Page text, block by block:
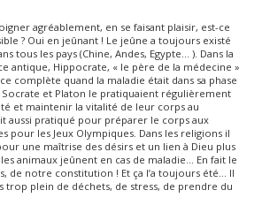
agréablement, en se faisant plaisir, est-ce
? Oui en jeûnant ! Le jeûne a toujours existé
tous les pays (Chine, Andes, Egypte… ). Dans la
antique, Hippocrate, « le père de la médecine »
complète quand la maladie était dans sa phase
Socrate et Platon le pratiquaient régulièrement
et maintenir la vitalité de leur corps au
aussi pratiqué pour préparer le corps aux
pour les Jeux Olympiques. Dans les religions il
une maîtrise des désirs et un lien à Dieu plus
animaux jeûnent en cas de maladie… En fait le
de notre constitution ! Et ça l’a toujours été… Il
plein de déchets, de stress, de prendre du